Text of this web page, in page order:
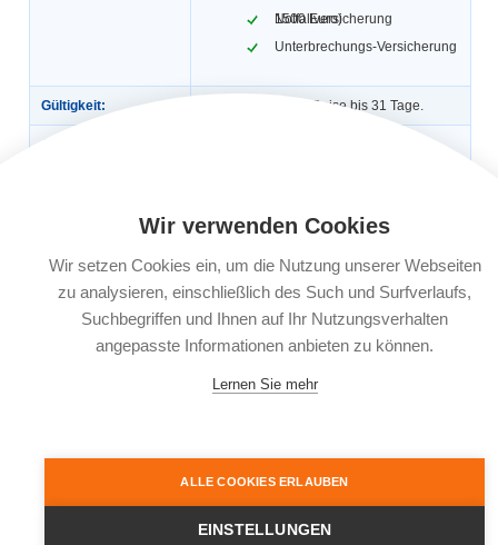
1500 Euro)
Notfallversicherung
Unterbrechungs-Versicherung
Gültigkeit: Für die einmalige Reise bis 31 Tage.
Automatische
Abschluss der Versicherung bei
Reisebuchung, spätestens jedoch 30
erfolgen. Bei kurzfristiger Reisebuchung
ab 30 Tage vor Reisebeginn muss der
Abschluss innerhalb von 3 Werktagen
Leistungsträger:
KRAVAG-LOGISTIC Versicherungs-AG,
Frankfurt am Main
Versicherungsprodukten (IPID)
Wir verwenden Cookies
Wir setzen Cookies ein, um die Nutzung unserer Webseiten
zu analysieren, einschließlich des Such und Surfverlaufs,
Suchbegriffen und Ihnen auf Ihr Nutzungsverhalten
angepasste Informationen anbieten zu können.
Lernen Sie mehr
ALLE COOKIES ERLAUBEN
EINSTELLUNGEN